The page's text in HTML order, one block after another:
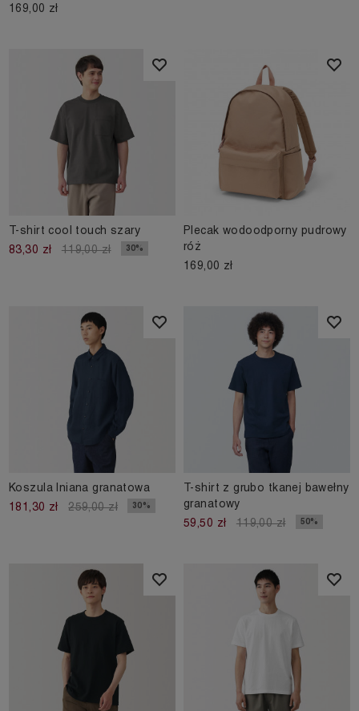
169,00 zł
T-shirt cool touch szary
83,30 zł
119,00 zł 30%
Plecak wodoodporny pudrowy
róż
169,00 zł
Koszula lniana granatowa
181,30 zł
259,00 zł 30%
T-shirt z grubo tkanej bawełny
granatowy
59,50 zł
119,00 zł 50%